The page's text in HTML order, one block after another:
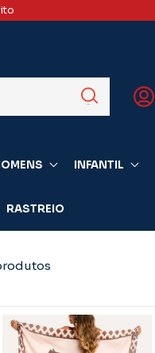
INFANTIL
RASTREIO